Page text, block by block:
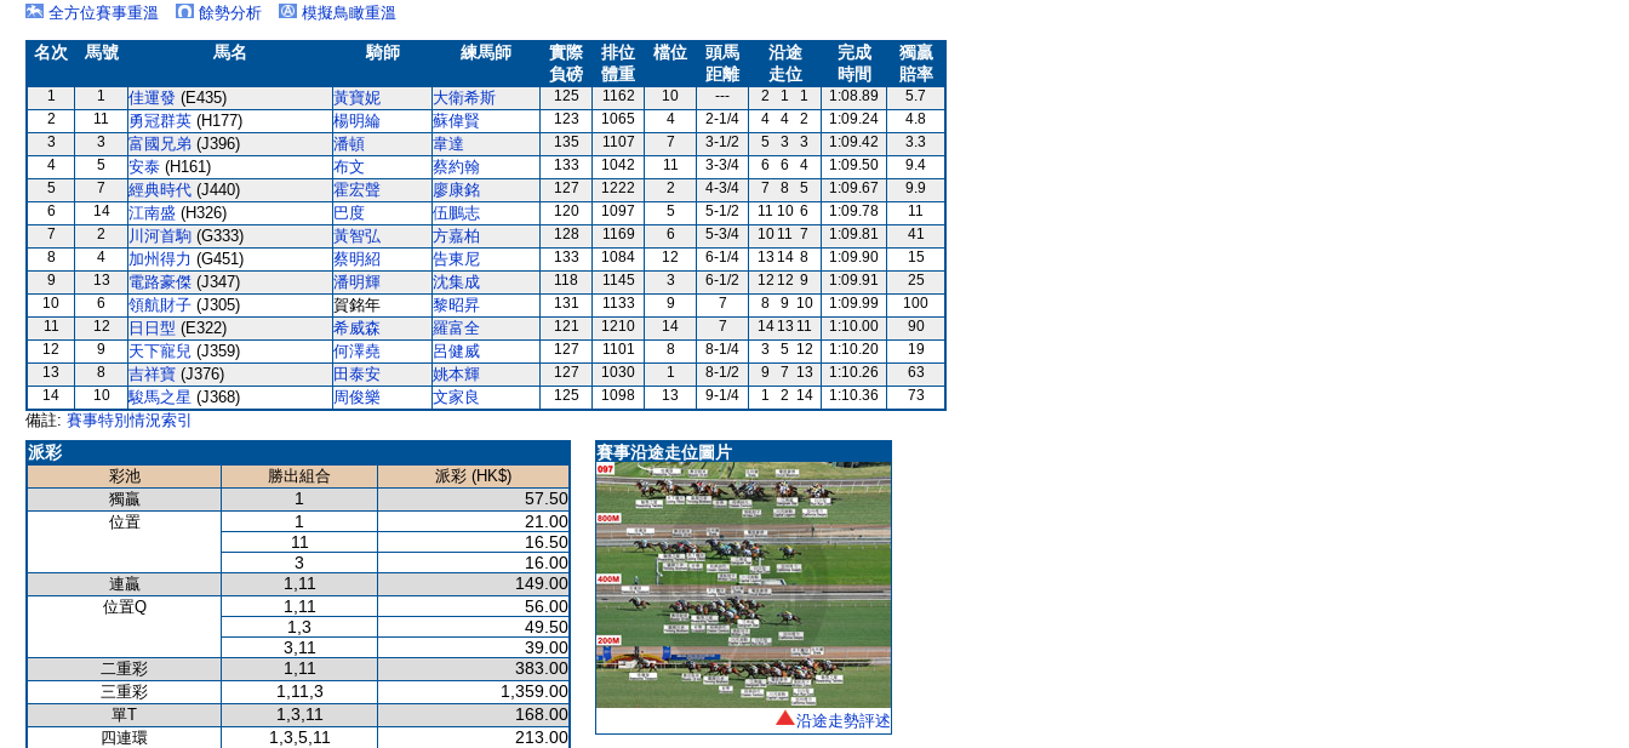
全方位賽事重溫 餘勢分析 模擬鳥瞰重溫
名次 馬號 馬名 騎師 練馬師
實際
負磅
排位
體重
檔位
頭馬
距離
沿途
走位
完成
時間
獨贏
賠率
1 1 佳運發 (E435) 黃寶妮 大衛希斯 125 1162 10 --- 2 1 1 1:08.89
5.7
2
11 勇冠群英 (H177) 楊明綸 蘇偉賢 123 1065 4 2-1/4 4 4 2 1:09.24
4.8
3
3 富國兄弟 (J396) 潘頓 韋達 135 1107 7 3-1/2 5 3 3 1:09.42
3.3
4
5 安泰 (H161) 布文 蔡約翰 133 1042 11 3-3/4 6 6 4 1:09.50
9.4
5
7 經典時代 (J440) 霍宏聲 廖康銘 127 1222 2 4-3/4 7 8 5 1:09.67
9.9
6
14 江南盛 (H326) 巴度 伍鵬志 120 1097 5 5-1/2 11 10 6 1:09.78
11
7
2 川河首駒 (G333) 黃智弘 方嘉柏 128 1169 6 5-3/4 10 11 7 1:09.81
41
8
4 加州得力 (G451) 蔡明紹 告東尼 133 1084 12 6-1/4 13 14 8 1:09.90
15
9
13 電路豪傑 (J347) 潘明輝 沈集成 118 1145 3 6-1/2 12 12 9 1:09.91
25
10
6 領航財子 (J305) 賀銘年 黎昭昇 131 1133 9 7 8 9 10 1:09.99
100
11
12 日日型 (E322) 希威森 羅富全 121 1210 14 7 14 13 11 1:10.00
90
12
9 天下寵兒 (J359) 何澤堯 呂健威 127 1101 8 8-1/4 3 5 12 1:10.20
19
13
8 吉祥寶 (J376) 田泰安 姚本輝 127 1030 1 8-1/2 9 7 13 1:10.26
63
14
10 駿馬之星 (J368) 周俊樂 文家良 125 1098 13 9-1/4 1 2 14 1:10.36 73
備註: 賽事特別情況索引
派彩
彩池 勝出組合
派彩 (HK$)
獨贏
1 57.50
位置 1
21.00
11
16.50
3
16.00
連贏 1,11 149.00
位置Q 1,11
56.00
1,3
49.50
3,11
39.00
二重彩 1,11 383.00
三重彩 1,11,3 1,359.00
單T 1,3,11 168.00
四連環 1,3,5,11 213.00
賽事沿途走位圖片
沿途走勢評述